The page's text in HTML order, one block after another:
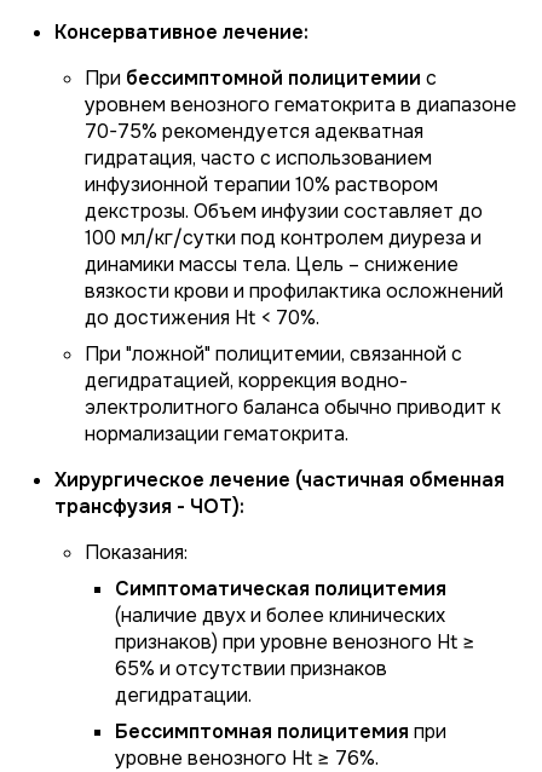
Консервативное лечение:
При бессимптомной полицитемии с
уровнем венозного гематокрита в диапазоне
70-75% рекомендуется адекватная
гидратация, часто с использованием
инфузионной терапии 10% раствором
декстрозы. Объем инфузии составляет до
100 мл/кг/сутки под контролем диуреза и
динамики массы тела. Цель – снижение
вязкости крови и профилактика осложнений
до достижения Ht < 70%.
При "ложной" полицитемии, связанной с
дегидратацией, коррекция водно-
электролитного баланса обычно приводит к
нормализации гематокрита.
Хирургическое лечение (частичная обменная
трансфузия - ЧОТ):
Показания:
Симптоматическая полицитемия
(наличие двух и более клинических
признаков) при уровне венозного Ht ≥
65% и отсутствии признаков
дегидратации.
Бессимптомная полицитемия при
уровне венозного Ht ≥ 76%.